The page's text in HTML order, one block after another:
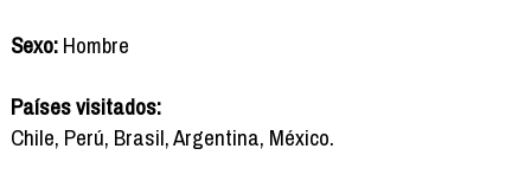
Sexo:Hombre
Países visitados:
Chile, Perú, Brasil, Argentina, México.